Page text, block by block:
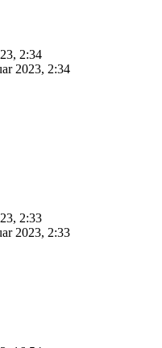
2:34
2023, 2:34
2:33
2023, 2:33